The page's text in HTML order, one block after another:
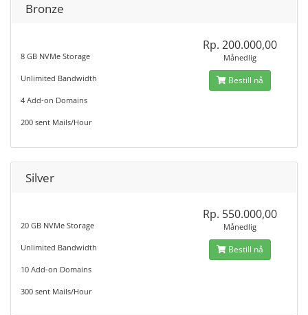
Bronze
8 GB NVMe Storage
Unlimited Bandwidth
4 Add-on Domains
200 sent Mails/Hour
Rp. 200.000,00
Månedlig
Bestill nå
Silver
20 GB NVMe Storage
Unlimited Bandwidth
10 Add-on Domains
300 sent Mails/Hour
Rp. 550.000,00
Månedlig
Bestill nå